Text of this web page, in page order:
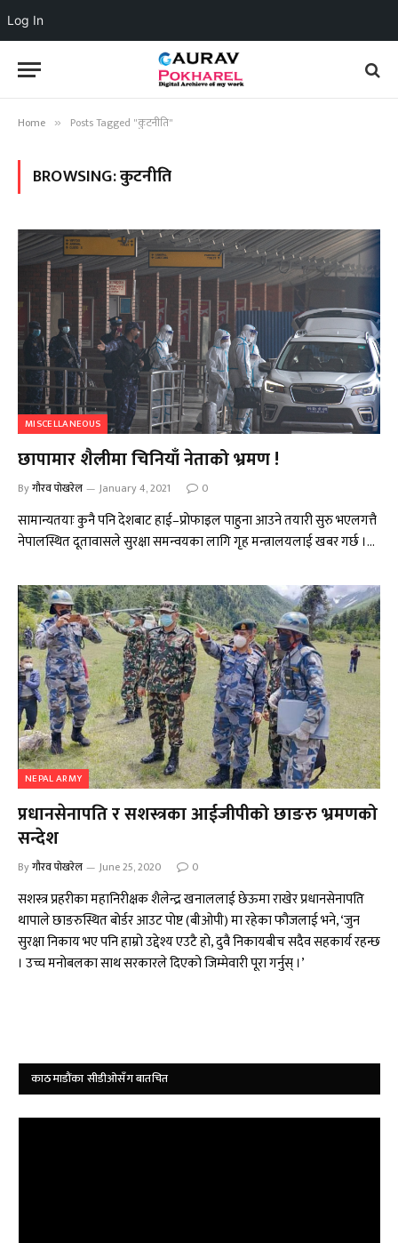
Log In
Home » Posts Tagged "कुटनीति"
BROWSING:कुटनीति
MISCELLANEOUS
छापामार शैलीमा चिनियाँ नेताको भ्रमण !
Byगौरव पोखरेल January 4, 2021 0
सामान्यतयाः कुनै पनि देशबाट हाई–प्रोफाइल पाहुना आउने तयारी सुरु भएलगत्तै
नेपालस्थित दूतावासले सुरक्षा समन्वयका लागि गृह मन्त्रालयलाई खबर गर्छ ।…
NEPAL ARMY
प्रधानसेनापति र सशस्त्रका आईजीपीको छाङरु भ्रमणको
सन्देश
Byगौरव पोखरेल June 25, 2020 0
सशस्त्र प्रहरीका महानिरीक्षक शैलेन्द्र खनाललाई छेऊमा राखेर प्रधानसेनापति
थापाले छाङरुस्थित बोर्डर आउट पोष्ट (बीओपी) मा रहेका फौजलाई भने, ‘जुन
सुरक्षा निकाय भए पनि हाम्रो उद्देश्य एउटै हो, दुवै निकायबीच सदैव सहकार्य रहन्छ
। उच्च मनोबलका साथ सरकारले दिएको जिम्मेवारी पूरा गर्नुस् ।’
काठमाडौंका सीडीओसँग बातचित